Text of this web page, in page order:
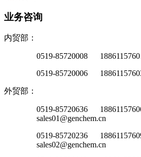
业务咨询
内贸部：
0519-85720008
0519-85720006
外贸部：
0519-85720636
sales01@genchem.cn
0519-85720236
sales02@genchem.cn